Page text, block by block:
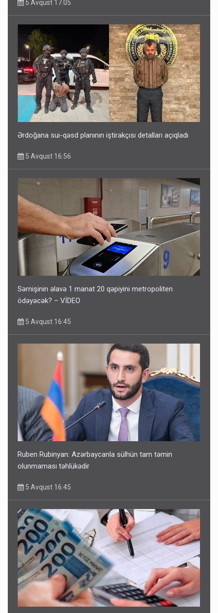
5 Avqust 17:05
Ərdoğana sui-qəsd planının iştirakçısı detalları açıqladı
5 Avqust 16:56
Sərnişinin əlavə 1 manat 20 qəpiyini metropoliten
ödəyəcək? – VİDEO
5 Avqust 16:45
Ruben Rubinyan: Azərbaycanla sülhün tam təmin
olunmaması təhlükədir
5 Avqust 16:45